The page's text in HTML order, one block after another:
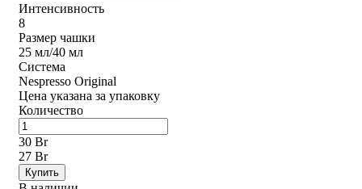
Интенсивность
8
Размер чашки
25 мл/40 мл
Система
Nespresso Original
Цена указана за упаковку
Количество
30 Br
27 Br
Купить